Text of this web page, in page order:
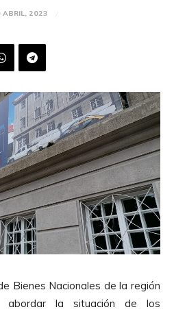
ABRIL, 2023
Bienes Nacionales de la región
abordar la situación de los